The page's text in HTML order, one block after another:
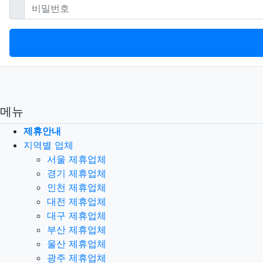
비밀번호필수
메뉴
제휴안내
지역별 업체
서울 제휴업체
경기 제휴업체
인천 제휴업체
대전 제휴업체
대구 제휴업체
부산 제휴업체
울산 제휴업체
광주 제휴업체